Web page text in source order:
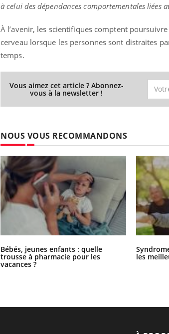
à celui des dépendances comportementales liées
À l’avenir, les scientifiques comptent
cerveau lorsque les personnes sont distraites
temps.
Vous aimez cet article ? Abonnez-
vous à la newsletter !
NOUS VOUS RECOMMANDONS
Bébés, jeunes enfants : quelle
trousse à pharmacie pour les
vacances ?
les